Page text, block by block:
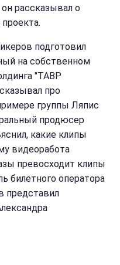
рассказывал о
подготовил
на собственном
"ТАВР
про
группы Ляпис
продюсер
какие клипы
видеоработа
превосходит клипы
билетного оператора
представил